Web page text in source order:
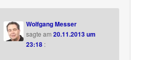
Wolfgang Messer
sagte am20.11.2013 um
23:18 :